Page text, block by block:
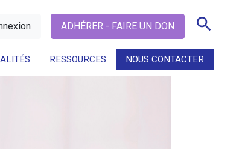
ADHÉRER - FAIRE UN DON search
RESSOURCES NOUS CONTACTER